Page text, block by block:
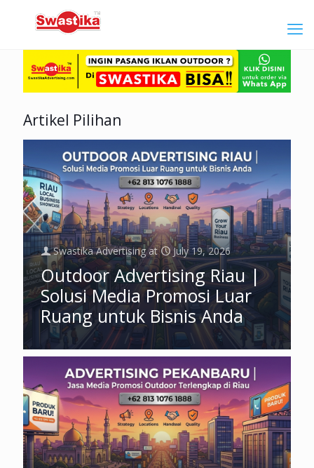
Artikel Pilihan
Swastika Advertising at July 19, 2026
Outdoor Advertising Riau |
Solusi Media Promosi Luar
Ruang untuk Bisnis Anda